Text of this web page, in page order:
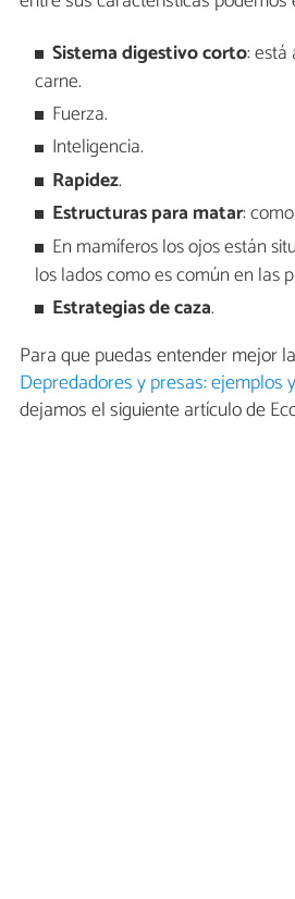
Sistema digestivo corto:
carne.
Fuerza.
Inteligencia.
Rapidez.
Estructuras para matar:
En mamíferos los ojos están
los lados como es común en las
Estrategias de caza.
Para que puedas entender mejor
Depredadores y presas: ejemplos
dejamos el siguiente artículo de